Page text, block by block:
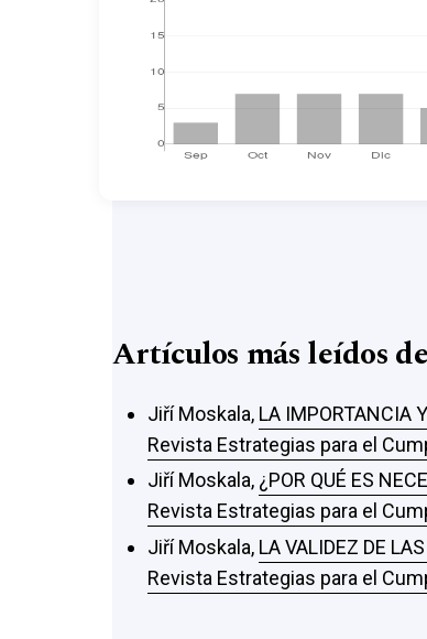
Artículos más leídos
Jiří Moskala, LA IMPORTANCIA
Revista Estrategias para el
Jiří Moskala, ¿POR QUÉ ES
Revista Estrategias para el
Jiří Moskala, LA VALIDEZ DE
Revista Estrategias para el